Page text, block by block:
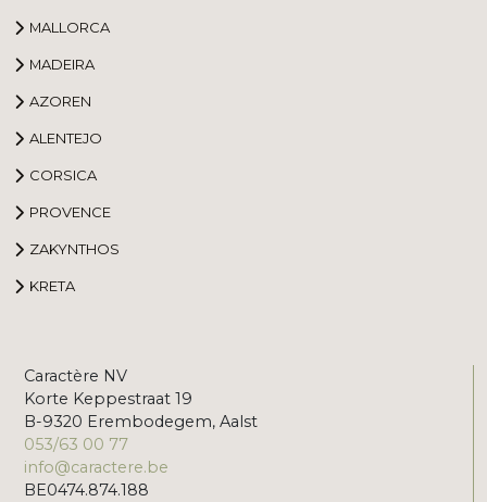
MALLORCA
MADEIRA
AZOREN
ALENTEJO
CORSICA
PROVENCE
ZAKYNTHOS
KRETA
Caractère NV
Korte Keppestraat 19
B-9320 Erembodegem, Aalst
053/63 00 77
info@caractere.be
BE0474.874.188